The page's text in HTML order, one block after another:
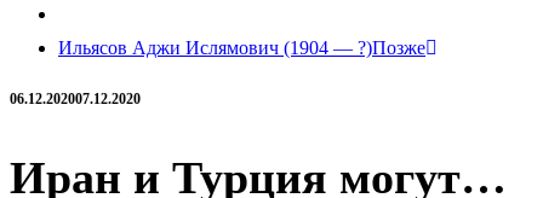
Ильясов Аджи Ислямович (1904 — ?)Позже
06.12.202007.12.2020
Иран и Турция могут…